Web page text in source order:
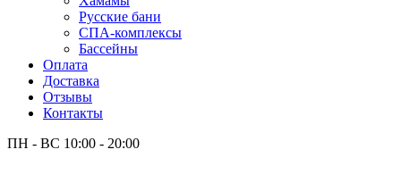
Русские бани
СПА-комплексы
Бассейны
Оплата
Доставка
Отзывы
Контакты
ПН - ВС 10:00 - 20:00